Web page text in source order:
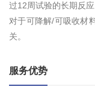
过12周试验的长期反应
对于可降解/可吸收材
关。
服务优势